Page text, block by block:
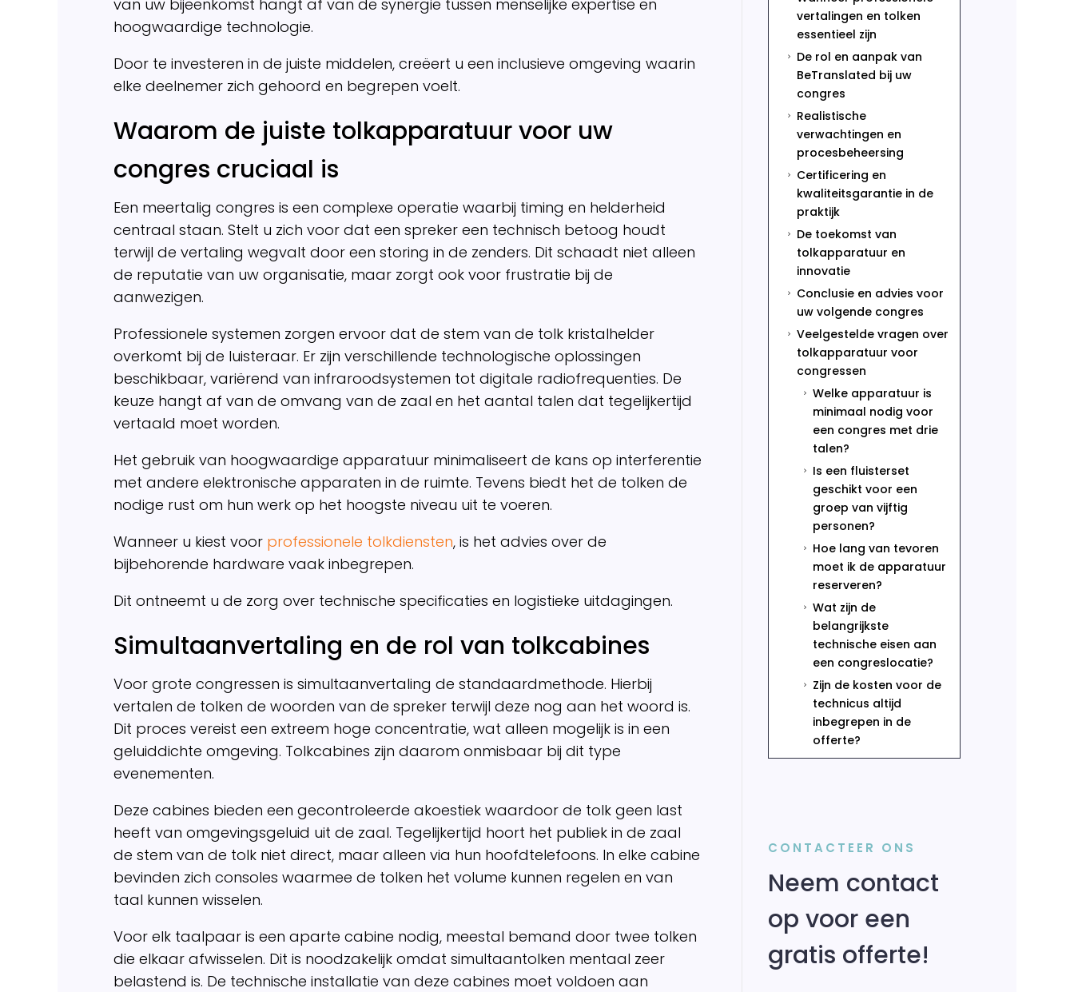
van uw bijeenkomst hangt af van de synergie tussen menselijke expertise en
hoogwaardige technologie.
Door te investeren in de juiste middelen, creëert u een inclusieve omgeving waarin
elke deelnemer zich gehoord en begrepen voelt.
Waarom de juiste tolkapparatuur voor uw
congres cruciaal is
Een meertalig congres is een complexe operatie waarbij timing en helderheid
centraal staan. Stelt u zich voor dat een spreker een technisch betoog houdt
terwijl de vertaling wegvalt door een storing in de zenders. Dit schaadt niet alleen
de reputatie van uw organisatie, maar zorgt ook voor frustratie bij de
aanwezigen.
Professionele systemen zorgen ervoor dat de stem van de tolk kristalhelder
overkomt bij de luisteraar. Er zijn verschillende technologische oplossingen
beschikbaar, variërend van infraroodsystemen tot digitale radiofrequenties. De
keuze hangt af van de omvang van de zaal en het aantal talen dat tegelijkertijd
vertaald moet worden.
Het gebruik van hoogwaardige apparatuur minimaliseert de kans op interferentie
met andere elektronische apparaten in de ruimte. Tevens biedt het de tolken de
nodige rust om hun werk op het hoogste niveau uit te voeren.
Wanneer u kiest voor professionele tolkdiensten, is het advies over de
bijbehorende hardware vaak inbegrepen.
Dit ontneemt u de zorg over technische specificaties en logistieke uitdagingen.
Simultaanvertaling en de rol van tolkcabines
Voor grote congressen is simultaanvertaling de standaardmethode. Hierbij
vertalen de tolken de woorden van de spreker terwijl deze nog aan het woord is.
Dit proces vereist een extreem hoge concentratie, wat alleen mogelijk is in een
geluiddichte omgeving. Tolkcabines zijn daarom onmisbaar bij dit type
evenementen.
Deze cabines bieden een gecontroleerde akoestiek waardoor de tolk geen last
heeft van omgevingsgeluid uit de zaal. Tegelijkertijd hoort het publiek in de zaal
de stem van de tolk niet direct, maar alleen via hun hoofdtelefoons. In elke cabine
bevinden zich consoles waarmee de tolken het volume kunnen regelen en van
taal kunnen wisselen.
Voor elk taalpaar is een aparte cabine nodig, meestal bemand door twee tolken
die elkaar afwisselen. Dit is noodzakelijk omdat simultaantolken mentaal zeer
belastend is. De technische installatie van deze cabines moet voldoen aan
vertalingen en tolken
essentieel zijn
5
De rol en aanpak van
BeTranslated bij uw
congres
5
Realistische
verwachtingen en
procesbeheersing
5
Certificering en
kwaliteitsgarantie in de
praktijk
5
De toekomst van
tolkapparatuur en
innovatie
5
Conclusie en advies voor
uw volgende congres
5
Veelgestelde vragen over
tolkapparatuur voor
congressen
5
Welke apparatuur is
minimaal nodig voor
een congres met drie
talen?
5
Is een fluisterset
geschikt voor een
groep van vijftig
personen?
5
Hoe lang van tevoren
moet ik de apparatuur
reserveren?
5
Wat zijn de
belangrijkste
technische eisen aan
een congreslocatie?
5
Zijn de kosten voor de
technicus altijd
inbegrepen in de
offerte?
CONTACTEER ONS
Neem contact
op voor een
gratis offerte!